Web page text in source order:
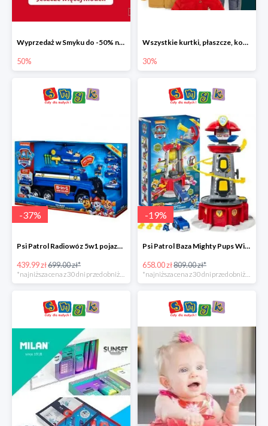
Wyprzedaż w Smyku do -50% na ubrania i buty
50%
Wszystkie kurtki, płaszcze, kombinezony i spodnie narciarskie -30%
30%
-37%
Psi Patrol Radiowóz 5w1 pojazd ratunkowy z figurką Chase'a -37%
439.99 zł699.00 zł*
-19%
Psi Patrol Baza Mighty Pups Wieża obserwacyjna+pojazd z figurką -19%
658.00 zł809.00 zł*